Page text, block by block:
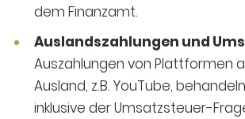
dem Finanzamt.
Auslandszahlungen und
Auszahlungen von Plattformen
Ausland, z.B. YouTube,
inklusive der Umsatzsteuer-